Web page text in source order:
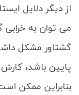
از دیگر دلایل
می توان به خرابی
گشتاور مشکل
پایین باشد،
بنابراین ممکن